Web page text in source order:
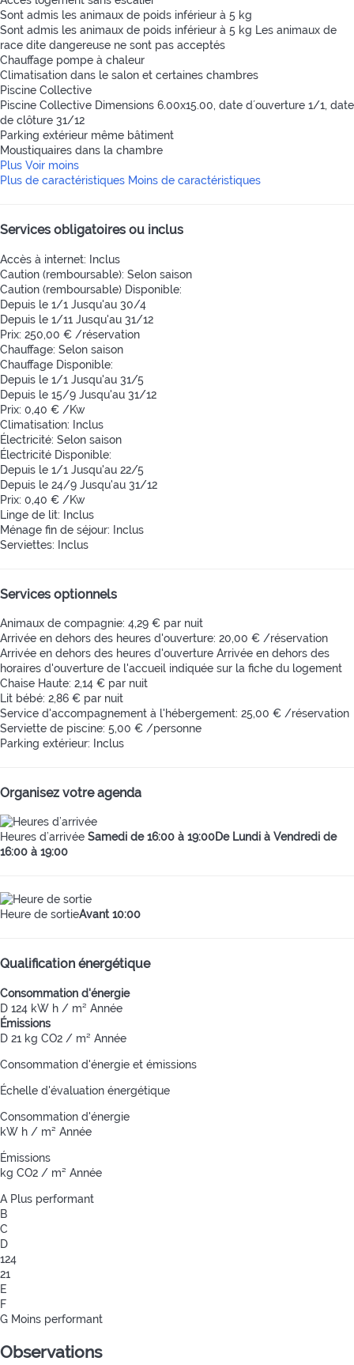
Sont admis les animaux de poids inférieur à 5 kg
Sont admis les animaux de poids inférieur à 5 kg Les animaux de
race dite dangereuse ne sont pas acceptés
Chauffage pompe à chaleur
Climatisation dans le salon et certaines chambres
Piscine Collective
Piscine Collective Dimensions 6.00x15.00, date d´ouverture 1/1, date
de clôture 31/12
Parking extérieur même bâtiment
Moustiquaires dans la chambre
Plus Voir moins
Plus de caractéristiques Moins de caractéristiques
Services obligatoires ou inclus
Accès à internet: Inclus
Caution (remboursable): Selon saison
Caution (remboursable) Disponible:
Depuis le 1/1 Jusqu'au 30/4
Depuis le 1/11 Jusqu'au 31/12
Prix: 250,00 € /réservation
Chauffage: Selon saison
Chauffage Disponible:
Depuis le 1/1 Jusqu'au 31/5
Depuis le 15/9 Jusqu'au 31/12
Prix: 0,40 € /Kw
Climatisation: Inclus
Électricité: Selon saison
Électricité Disponible:
Depuis le 1/1 Jusqu'au 22/5
Depuis le 24/9 Jusqu'au 31/12
Prix: 0,40 € /Kw
Linge de lit: Inclus
Ménage fin de séjour: Inclus
Serviettes: Inclus
Services optionnels
Animaux de compagnie: 4,29 € par nuit
Arrivée en dehors des heures d'ouverture: 20,00 € /réservation
Arrivée en dehors des heures d'ouverture Arrivée en dehors des
horaires d'ouverture de l'accueil indiquée sur la fiche du logement
Chaise Haute: 2,14 € par nuit
Lit bébé: 2,86 € par nuit
Service d'accompagnement à l'hébergement: 25,00 € /réservation
Serviette de piscine: 5,00 € /personne
Parking extérieur: Inclus
Organisez votre agenda
Heures d’arrivée Samedi de 16:00 à 19:00De Lundi à Vendredi de
16:00 à 19:00
Heure de sortieAvant 10:00
Qualification énergétique
Consommation d'énergie
D 124 kW h / m² Année
Émissions
D 21 kg CO2 / m² Année
Consommation d'énergie et émissions
Échelle d'évaluation énergétique
Consommation d'énergie
kW h / m² Année
Émissions
kg CO2 / m² Année
A Plus performant
B
C
D
124
21
E
F
G Moins performant
Observations